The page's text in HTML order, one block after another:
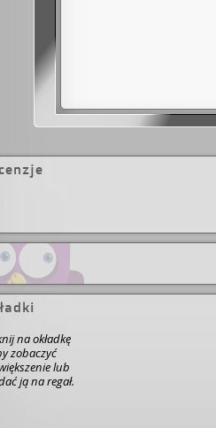
na okładkę
zobaczyć
lub
ją na regał.